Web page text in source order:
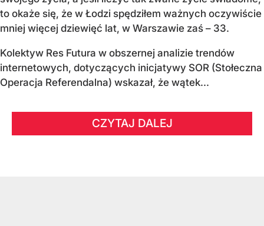
to okaże się, że w Łodzi spędziłem ważnych oczywiście
mniej więcej dziewięć lat, w Warszawie zaś – 33.
Kolektyw Res Futura w obszernej analizie trendów
internetowych, dotyczących inicjatywy SOR (Stołeczna
Operacja Referendalna) wskazał, że wątek...
CZYTAJ DALEJ